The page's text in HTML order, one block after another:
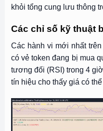
khỏi tổng cung lưu thông
Các chỉ số kỹ thuật
Các hành vi mới nhất
có vẻ token đang bị mua
tương đối (RSI) trong 4
tín hiệu cho thấy giá có